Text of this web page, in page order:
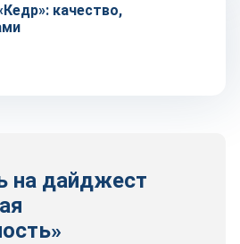
качество,
на дайджест